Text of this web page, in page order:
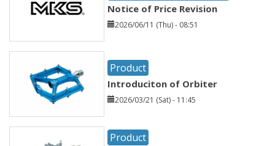
Notice of Price Revision
2026/06/11 (Thu) - 08:51
Product
Introduciton of Orbiter
2026/03/21 (Sat) - 11:45
Product